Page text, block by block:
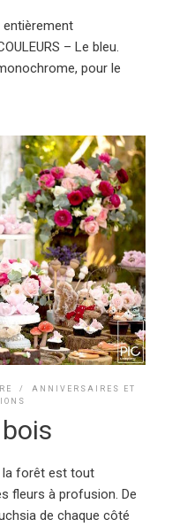
entièrement
– Le bleu.
pour le
/
ANNIVERSAIRES ET
la forêt est tout
fleurs à profusion. De
de chaque côté